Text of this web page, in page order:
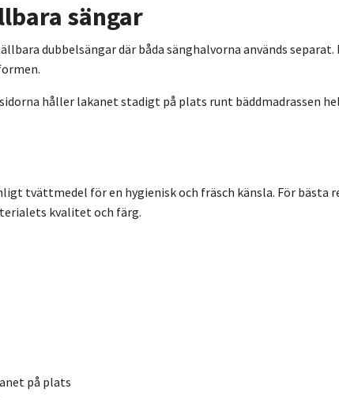
sängar
dubbelsängar där båda sänghalvorna används
håller lakanet stadigt på plats runt bäddmadrassen
tvättmedel för en hygienisk och fräsch känsla. För
kvalitet och färg.
på plats